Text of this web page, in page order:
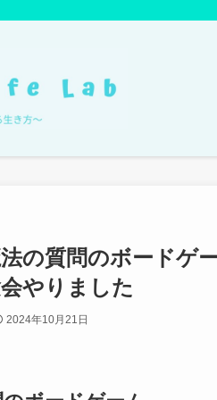
の質問のボードゲ
やりました
2024年10月21日